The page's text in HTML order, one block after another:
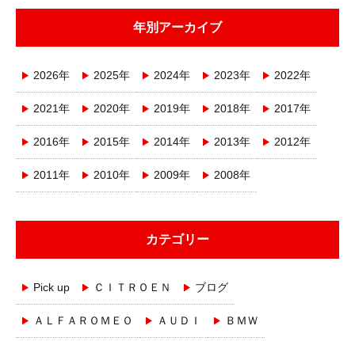
年別アーカイブ
2026年 2025年 2024年 2023年 2022年
2021年 2020年 2019年 2018年 2017年
2016年 2015年 2014年 2013年 2012年
2011年 2010年 2009年 2008年
カテゴリー
Pick up ＣＩＴＲＯＥＮ ブログ
ＡＬＦＡＲＯＭＥＯ ＡＵＤＩ ＢＭＷ